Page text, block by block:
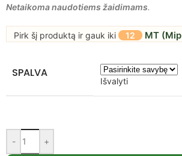
Netaikoma naudotiems žaidimams.
Pirk šį produktą ir gauk iki 12 MT
SPALVA
Išvalyti
- +